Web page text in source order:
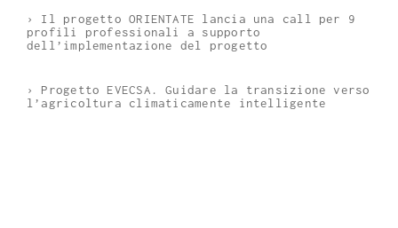
› Il progetto ORIENTATE lancia una call per 9
profili professionali a supporto
dell’implementazione del progetto
› Progetto EVECSA. Guidare la transizione verso
l’agricoltura climaticamente intelligente